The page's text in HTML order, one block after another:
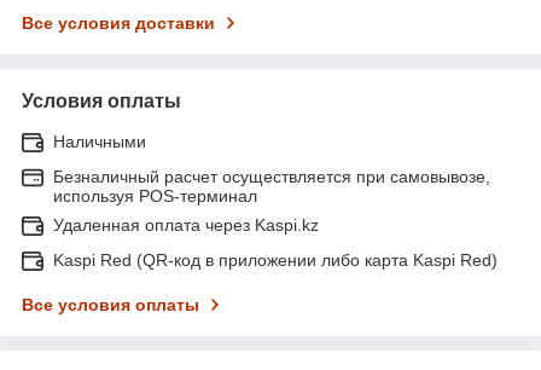
Все условия доставки
Условия оплаты
Наличными
Безналичный расчет осуществляется при самовывозе,
используя POS-терминал
Удаленная оплата через Kaspi.kz
Kaspi Red (QR-код в приложении либо карта Kaspi Red)
Все условия оплаты